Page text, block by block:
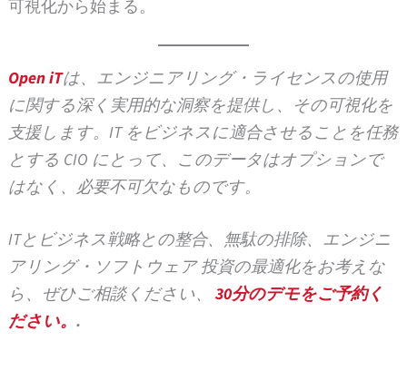
可視化から始まる。
Open iTは、エンジニアリング・ライセンスの使用
に関する深く実用的な洞察を提供し、その可視化を
支援します。IT をビジネスに適合させることを任務
とする CIO にとって、このデータはオプションで
はなく、必要不可欠なものです。
ITとビジネス戦略との整合、無駄の排除、エンジニ
アリング・ソフトウェア 投資の最適化をお考えな
ら、ぜひご相談ください、30分のデモをご予約く
ださい。.